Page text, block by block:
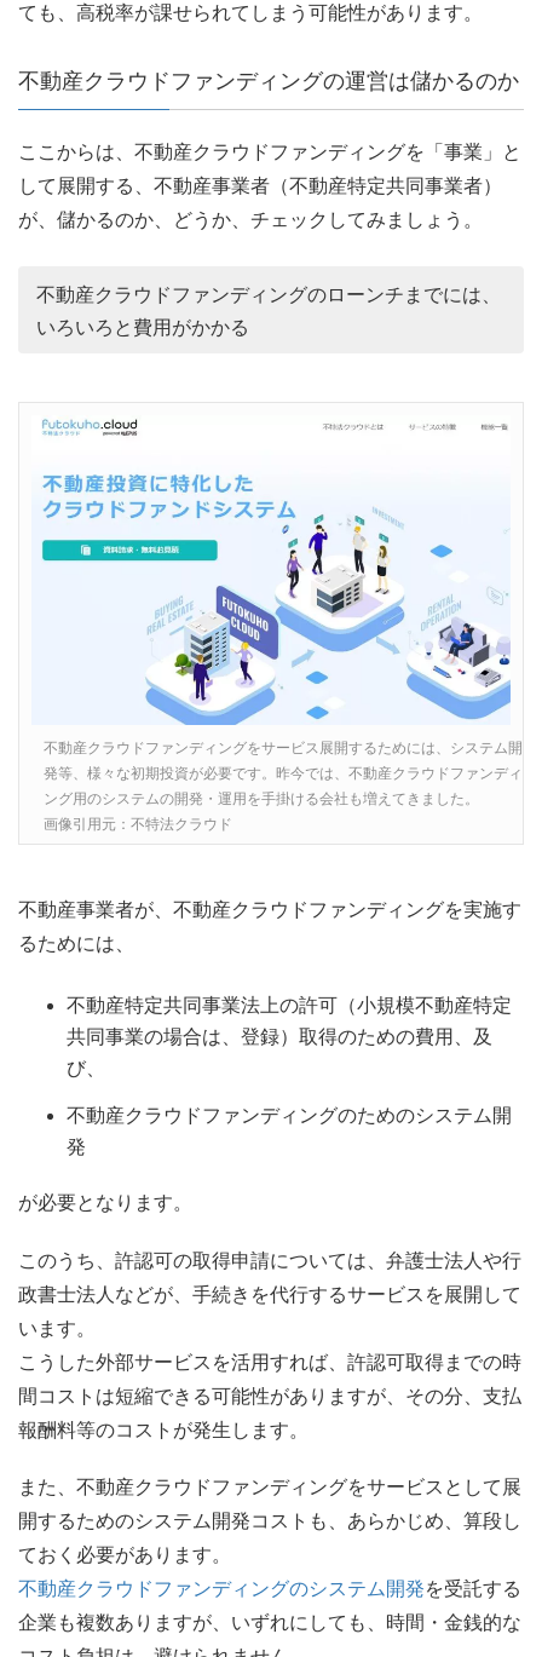
ても、高税率が課せられてしまう可能性があります。
不動産クラウドファンディングの運営は儲かるのか
ここからは、不動産クラウドファンディングを「事業」と
して展開する、不動産事業者（不動産特定共同事業者）
が、儲かるのか、どうか、チェックしてみましょう。
不動産クラウドファンディングのローンチまでには、
いろいろと費用がかかる
不動産クラウドファンディングをサービス展開するためには、システム開
発等、様々な初期投資が必要です。昨今では、不動産クラウドファンディ
ング用のシステムの開発・運用を手掛ける会社も増えてきました。
画像引用元：不特法クラウド
不動産事業者が、不動産クラウドファンディングを実施す
るためには、
不動産特定共同事業法上の許可（小規模不動産特定
共同事業の場合は、登録）取得のための費用、及
び、
不動産クラウドファンディングのためのシステム開
発
が必要となります。
このうち、許認可の取得申請については、弁護士法人や行
政書士法人などが、手続きを代行するサービスを展開して
います。
こうした外部サービスを活用すれば、許認可取得までの時
間コストは短縮できる可能性がありますが、その分、支払
報酬料等のコストが発生します。
また、不動産クラウドファンディングをサービスとして展
開するためのシステム開発コストも、あらかじめ、算段し
ておく必要があります。
不動産クラウドファンディングのシステム開発を受託する
企業も複数ありますが、いずれにしても、時間・金銭的な